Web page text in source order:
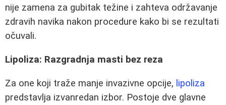
nije zamena za gubitak težine i zahteva održavanje
zdravih navika nakon procedure kako bi se rezultati
očuvali.
Lipoliza: Razgradnja masti bez reza
Za one koji traže manje invazivne opcije, lipoliza
predstavlja izvanredan izbor. Postoje dve glavne